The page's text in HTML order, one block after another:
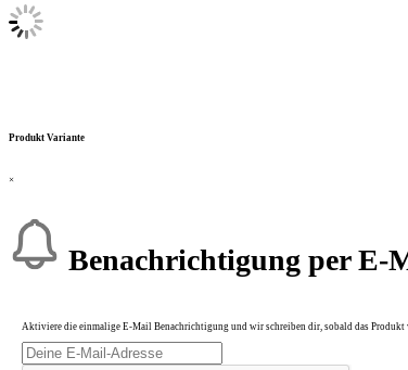
Produkt Variante
×
Benachrichtigung per E-
Aktiviere die einmalige E-Mail Benachrichtigung und wir schreiben dir, sobald das Produkt